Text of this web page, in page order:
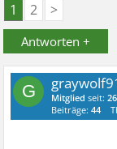
1
2 >
Antworten +
G Mitglied seit:
Beiträge:44